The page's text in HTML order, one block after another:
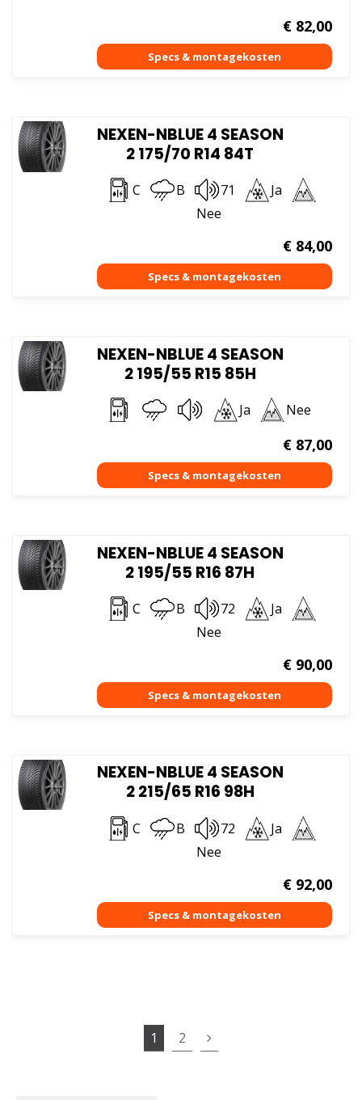
€82,00
NEXEN-NBLUE 4 SEASON
2 175/70 R14 84T
C B 71
Ja
Nee
€84,00
NEXEN-NBLUE 4 SEASON
2 195/55 R15 85H
Ja Nee
€87,00
NEXEN-NBLUE 4 SEASON
2 195/55 R16 87H
C B 72
Ja
Nee
€90,00
NEXEN-NBLUE 4 SEASON
2 215/65 R16 98H
C B 72
Ja
Nee
€92,00
1 2